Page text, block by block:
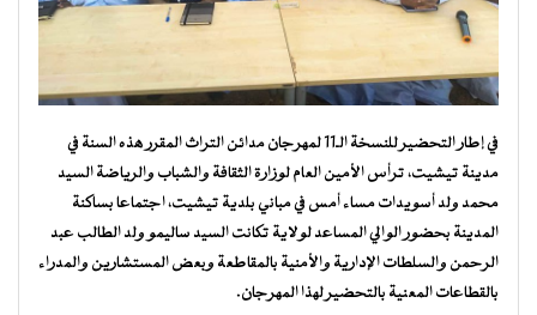
في إطار التحضير للنسخة الـ11 لمهرجان مدائن التراث المقرر هذه السنة في
مدينة تيشيت، ترأس الأمين العام لوزارة الثقافة والشباب والرياضة السيد
محمد ولد أسويدات مساء أمس في مباني بلدية تيشيت، اجتماعا بساكنة
المدينة بحضور الوالي المساعد لولاية تكانت السيد ساليمو ولد الطالب عبد
الرحمن والسلطات الإدارية والأمنية بالمقاطعة وبعض المستشارين والمدراء
بالقطاعات المعنية بالتحضير لهذا المهرجان.